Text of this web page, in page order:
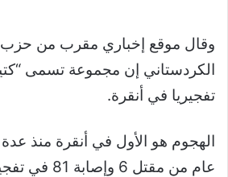
وقال موقع إخباري مقرب من حزب
الكردستاني إن مجموعة تسمى
تفجيريا في أنقرة.
الهجوم هو الأول في أنقرة منذ
عام من مقتل 6